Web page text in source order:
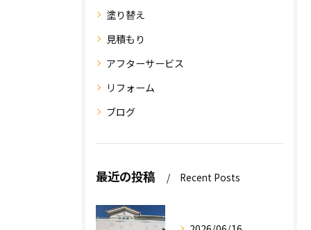
塗り替え
見積もり
アフターサービス
リフォーム
ブログ
最近の投稿 Recent Posts